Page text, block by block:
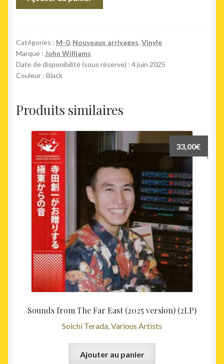
and
the
Prisoner
of
(2LP)
Catégories : M-0, Nouveaux arrivages, Vinyle
Marque : John Williams
Date de disponibilité (sous réserve) : 4 juin 2025
Couleur : Black
Produits similaires
Sounds from The Far East (2025 version) (2LP)
Soichi Terada, Various Artists
33,00€
Ajouter au panier